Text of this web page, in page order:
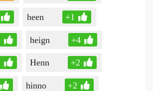
heen +1
heign +4
Henn +2
hinno +2